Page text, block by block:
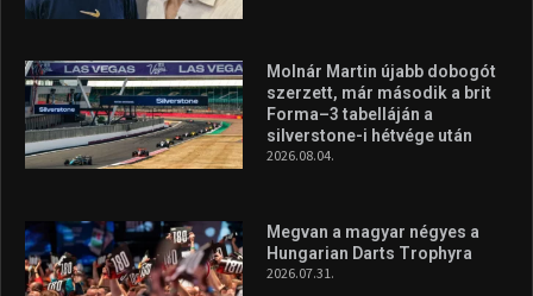
Molnár Martin újabb dobogót
szerzett, már második a brit
Forma–3 tabelláján a
silverstone-i hétvége után
2026.08.04.
Megvan a magyar négyes a
Hungarian Darts Trophyra
2026.07.31.